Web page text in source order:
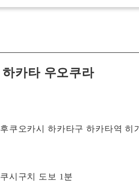
하카타 우오쿠라
쿠오카시 하카타구 하카타역 히
시구치 도보 1분